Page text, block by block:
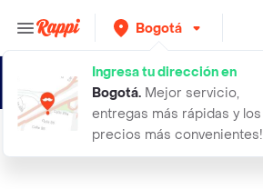
Bogotá
Ingresa tu dirección en
Bogotá. Mejor servicio,
entregas más rápidas y los
precios más convenientes!
adidas own the run sho pantaloneta